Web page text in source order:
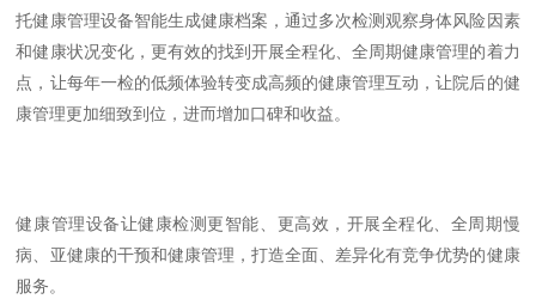
托健康管理设备智能生成健康档案，通过多次检测观察身体风险因素
和健康状况变化，更有效的找到开展全程化、全周期健康管理的着力
点，让每年一检的低频体验转变成高频的健康管理互动，让院后的健
康管理更加细致到位，进而增加口碑和收益。
健康管理设备让健康检测更智能、更高效，开展全程化、全周期慢
病、亚健康的干预和健康管理，打造全面、差异化有竞争优势的健康
服务。